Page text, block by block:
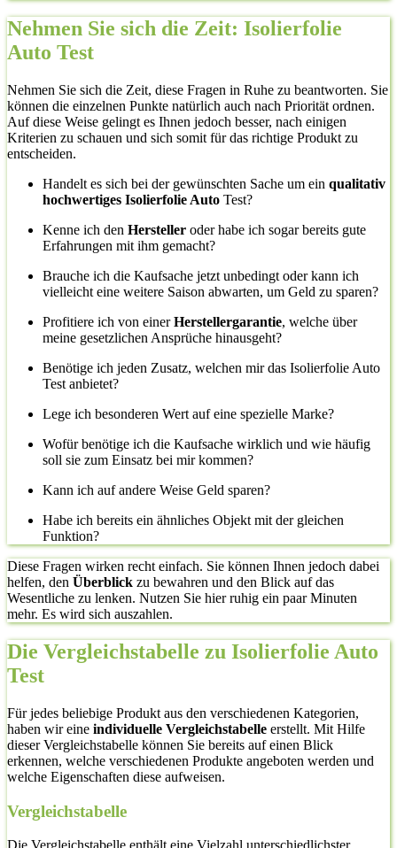
Nehmen Sie sich die Zeit: Isolierfolie
Auto Test
Nehmen Sie sich die Zeit, diese Fragen in Ruhe zu beantworten. Sie
können die einzelnen Punkte natürlich auch nach Priorität ordnen.
Auf diese Weise gelingt es Ihnen jedoch besser, nach einigen
Kriterien zu schauen und sich somit für das richtige Produkt zu
entscheiden.
Handelt es sich bei der gewünschten Sache um ein qualitativ
hochwertiges Isolierfolie Auto Test?
Kenne ich den Hersteller oder habe ich sogar bereits gute
Erfahrungen mit ihm gemacht?
Brauche ich die Kaufsache jetzt unbedingt oder kann ich
vielleicht eine weitere Saison abwarten, um Geld zu sparen?
Profitiere ich von einerHerstellergarantie, welche über
meine gesetzlichen Ansprüche hinausgeht?
Benötige ich jeden Zusatz, welchen mir das Isolierfolie Auto
Test anbietet?
Lege ich besonderen Wert auf eine spezielle Marke?
Wofür benötige ich die Kaufsache wirklich und wie häufig
soll sie zum Einsatz bei mir kommen?
Kann ich auf andere Weise Geld sparen?
Habe ich bereits ein ähnliches Objekt mit der gleichen
Funktion?
Diese Fragen wirken recht einfach. Sie können Ihnen jedoch dabei
helfen, den Überblick zu bewahren und den Blick auf das
Wesentliche zu lenken. Nutzen Sie hier ruhig ein paar Minuten
mehr. Es wird sich auszahlen.
Die Vergleichstabelle zu Isolierfolie Auto
Test
Für jedes beliebige Produkt aus den verschiedenen Kategorien,
haben wir eine individuelle Vergleichstabelle erstellt. Mit Hilfe
dieser Vergleichstabelle können Sie bereits auf einen Blick
erkennen, welche verschiedenen Produkte angeboten werden und
welche Eigenschaften diese aufweisen.
Vergleichstabelle